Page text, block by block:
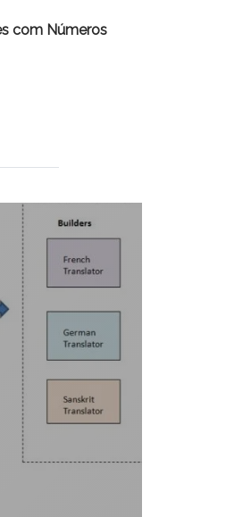
com Números